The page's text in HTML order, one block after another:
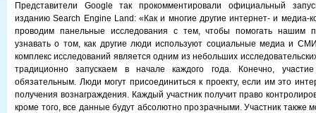
Представители Google так прокомментировали официальный
изданию Search Engine Land: «Как и многие другие интернет- и медиа-
проводим панельные исследования с тем, чтобы помогать нашим
узнавать о том, как другие люди используют социальные медиа и
комплекс исследований является одним из небольших
традиционно запускаем в начале каждого года. Конечно,
обязательным. Люди могут присоединиться к проекту, если им это
получения вознаграждения. Каждый участник получит право
кроме того, все данные будут абсолютно прозрачными. Участник также